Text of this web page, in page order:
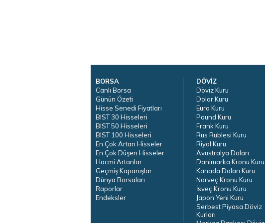
BORSA
Canlı Borsa
Günün Özeti
Hisse Senedi Fiyatları
BIST 30 Hisseleri
BIST 50 Hisseleri
BIST 100 Hisseleri
En Çok Artan Hisseler
En Çok Düşen Hisseler
Hacmi Artanlar
Geçmiş Kapanışlar
Dünya Borsaları
Raporlar
Endeksler
DÖVİZ
Döviz Kuru
Dolar Kuru
Euro Kuru
Pound Kuru
Frank Kuru
Rus Rublesi Kuru
Riyal Kuru
Avustralya Doları
Danimarka Kronu Kuru
Kanada Doları Kuru
Norveç Kronu Kuru
İsveç Kronu Kuru
Japon Yeni Kuru
Serbest Piyasa Döviz
Kurları